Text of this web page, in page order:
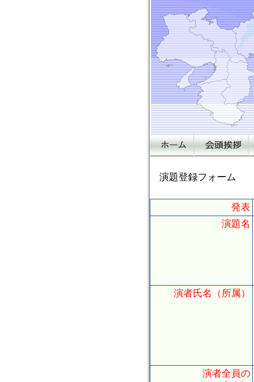
演題登録フォーム
発表
演題名
演者氏名（所属）
演者全員の